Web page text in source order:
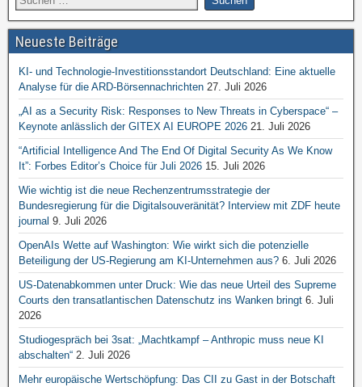
Neueste Beiträge
KI- und Technologie-Investitionsstandort Deutschland: Eine aktuelle
Analyse für die ARD-Börsennachrichten 27. Juli 2026
„AI as a Security Risk: Responses to New Threats in Cyberspace“ –
Keynote anlässlich der GITEX AI EUROPE 2026 21. Juli 2026
“Artificial Intelligence And The End Of Digital Security As We Know
It”: Forbes Editor’s Choice für Juli 2026 15. Juli 2026
Wie wichtig ist die neue Rechenzentrumsstrategie der
Bundesregierung für die Digitalsouveränität? Interview mit ZDF heute
journal 9. Juli 2026
OpenAIs Wette auf Washington: Wie wirkt sich die potenzielle
Beteiligung der US-Regierung am KI-Unternehmen aus? 6. Juli 2026
US-Datenabkommen unter Druck: Wie das neue Urteil des Supreme
Courts den transatlantischen Datenschutz ins Wanken bringt 6. Juli
2026
Studiogespräch bei 3sat: „Machtkampf – Anthropic muss neue KI
abschalten“ 2. Juli 2026
Mehr europäische Wertschöpfung: Das CII zu Gast in der Botschaft